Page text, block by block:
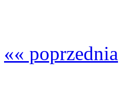
«« poprzednia